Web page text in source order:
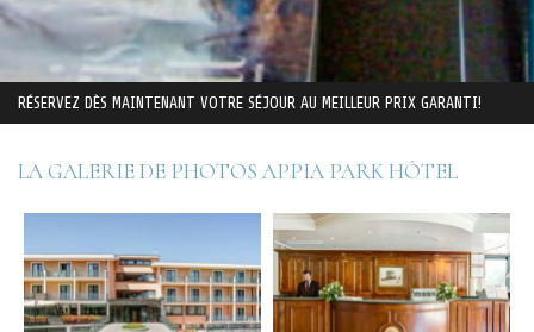
RÉSERVEZ DÈS MAINTENANT VOTRE SÉJOUR AU MEILLEUR PRIX GARANTI!
LA GALERIE DE PHOTOS APPIA PARK HÔTEL